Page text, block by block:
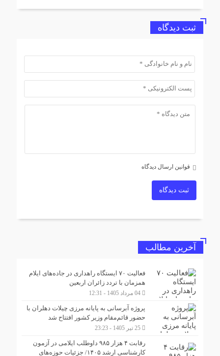
ثبت دیدگاه
قوانین ارسال دیدگاه
ثبت دیدگاه
آخرین مطالب
فعالیت ۷۰ ایستگاه راهداری در جاده‌های ایلام
همزمان با تردد زائران اربعین
04 مرداد 1405 - 12:31
پروژه آبرسانی به پایانه مرزی چیلات دهلران با
حضور قائم‌مقام وزیر کشور افتتاح شد
25 تیر 1405 - 23:23
رقابت ۴ هزار ۹۸۵ داوطلب ایلامی در آزمون
کارشناسی ارشد ۱۴۰۵/ جزئیات حوزه‌های